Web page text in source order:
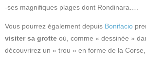
-ses magnifiques plages dont Rondinara….
Vous pourrez également depuis Bonifacio
visiter sa grotte où, comme « dessinée »
découvrirez un « trou » en forme de la